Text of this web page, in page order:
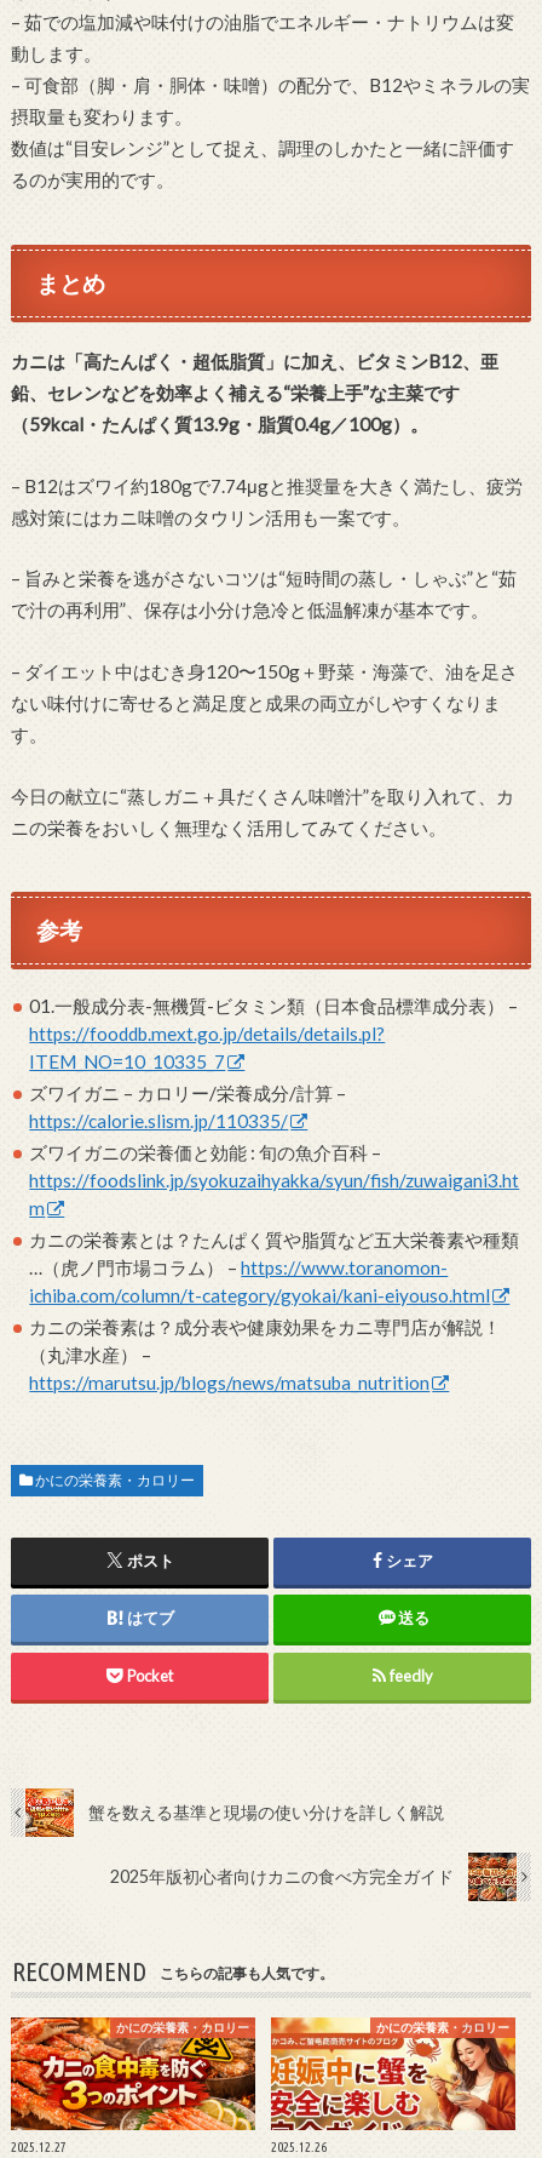
– 茹での塩加減や味付けの油脂でエネルギー・ナトリウムは変
動します。
– 可食部（脚・肩・胴体・味噌）の配分で、B12やミネラルの実
摂取量も変わります。
数値は“目安レンジ”として捉え、調理のしかたと一緒に評価す
るのが実用的です。
まとめ
カニは「高たんぱく・超低脂質」に加え、ビタミンB12、亜
鉛、セレンなどを効率よく補える“栄養上手”な主菜です
（59kcal・たんぱく質13.9g・脂質0.4g／100g）。
– B12はズワイ約180gで7.74μgと推奨量を大きく満たし、疲労
感対策にはカニ味噌のタウリン活用も一案です。
– 旨みと栄養を逃がさないコツは“短時間の蒸し・しゃぶ”と“茹
で汁の再利用”、保存は小分け急冷と低温解凍が基本です。
– ダイエット中はむき身120〜150g＋野菜・海藻で、油を足さ
ない味付けに寄せると満足度と成果の両立がしやすくなりま
す。
今日の献立に“蒸しガニ＋具だくさん味噌汁”を取り入れて、カ
ニの栄養をおいしく無理なく活用してみてください。
参考
01.一般成分表-無機質-ビタミン類（日本食品標準成分表） –
https://fooddb.mext.go.jp/details/details.pl?
ITEM_NO=10_10335_7
ズワイガニ – カロリー/栄養成分/計算 –
https://calorie.slism.jp/110335/
ズワイガニの栄養価と効能 : 旬の魚介百科 –
https://foodslink.jp/syokuzaihyakka/syun/fish/zuwaigani3.ht
m
カニの栄養素とは？たんぱく質や脂質など五大栄養素や種類
…（虎ノ門市場コラム） –https://www.toranomon-
ichiba.com/column/t-category/gyokai/kani-eiyouso.html
カニの栄養素は？成分表や健康効果をカニ専門店が解説！
（丸津水産） –
https://marutsu.jp/blogs/news/matsuba_nutrition
かにの栄養素・カロリー
ポスト シェア
はてブ 送る
Pocket feedly
蟹を数える基準と現場の使い分けを詳しく解説
2025年版初心者向けカニの食べ方完全ガイド
RECOMMEND こちらの記事も人気です。
かにの栄養素・カロリー
2025.12.27
かにの栄養素・カロリー
2025.12.26